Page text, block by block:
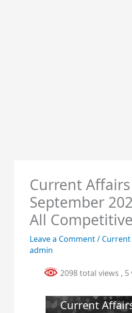
Current
September
All
Leave a Comment/
admin
2098 total views ,
Current